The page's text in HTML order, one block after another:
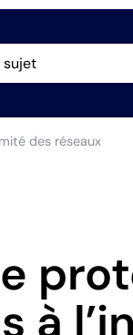
sujet
des réseaux
à